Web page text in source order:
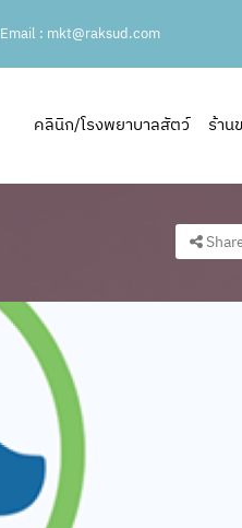
Email : mkt@raksud.com
คลินิก/โรงพยาบาลสัตว์ ร้า